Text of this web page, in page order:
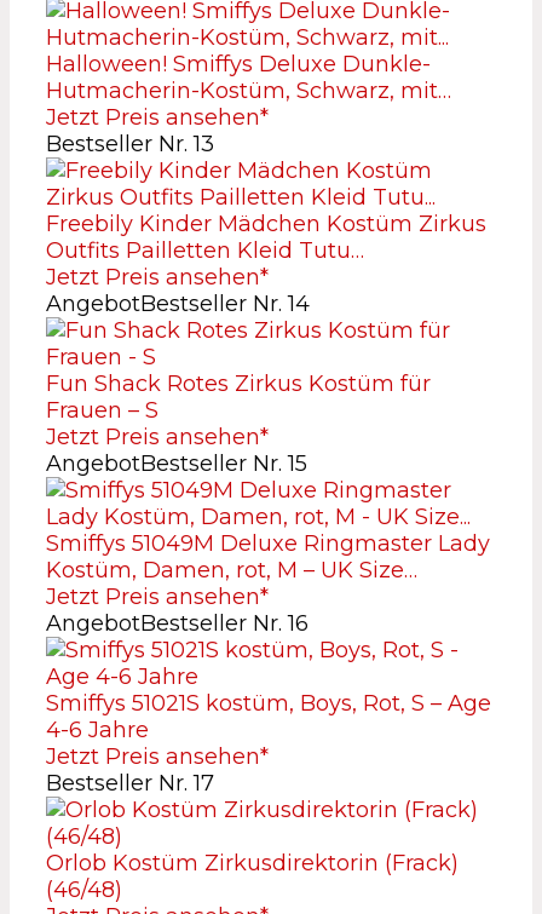
Halloween! Smiffys Deluxe Dunkle-
Hutmacherin-Kostüm, Schwarz, mit…
Jetzt Preis ansehen*
Bestseller Nr. 13
Freebily Kinder Mädchen Kostüm Zirkus
Outfits Pailletten Kleid Tutu…
Jetzt Preis ansehen*
AngebotBestseller Nr. 14
Fun Shack Rotes Zirkus Kostüm für
Frauen – S
Jetzt Preis ansehen*
AngebotBestseller Nr. 15
Smiffys 51049M Deluxe Ringmaster Lady
Kostüm, Damen, rot, M – UK Size…
Jetzt Preis ansehen*
AngebotBestseller Nr. 16
Smiffys 51021S kostüm, Boys, Rot, S – Age
4-6 Jahre
Jetzt Preis ansehen*
Bestseller Nr. 17
Orlob Kostüm Zirkusdirektorin (Frack)
(46/48)